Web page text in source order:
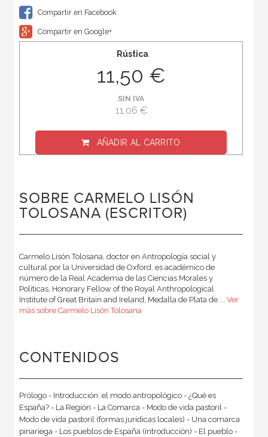
Compartir en Facebook
Compartir en Google+
Rústica
11,50 €
SIN IVA
11,06 €
AÑADIR AL CARRITO
SOBRE CARMELO LISÓN
TOLOSANA (ESCRITOR)
Carmelo Lisón Tolosana, doctor en Antropología social y
cultural por la Universidad de Oxford, es académico de
número de la Real Academia de las Ciencias Morales y
Políticas, Honorary Fellow of the Royal Anthropological
Institute of Great Britain and Ireland, Medalla de Plata de ... Ver
más sobre Carmelo Lisón Tolosana
CONTENIDOS
Prólogo - Introducción: el modo antropológico - ¿Qué es
España? - La Región - La Comarca - Modo de vida pastoril -
Modo de vida pastoril (formas jurídicas locales) - Una comarca
pinariega - Los pueblos de España (introducción) - El pueblo -